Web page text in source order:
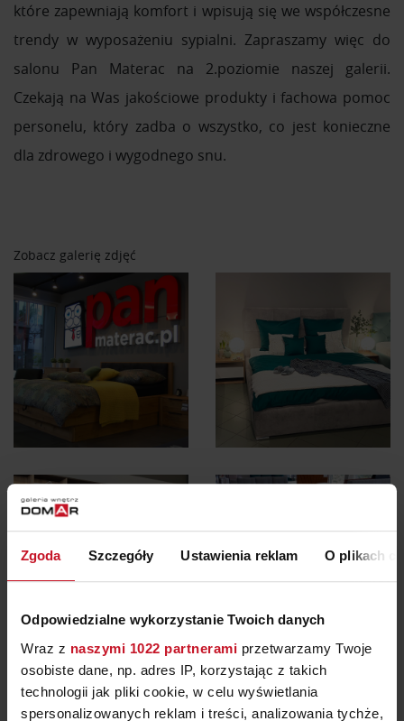
Zgoda Szczegóły Ustawienia reklam O plikach
Odpowiedzialne wykorzystanie Twoich danych
Wraz z naszymi 1022 partnerami przetwarzamy Twoje
osobiste dane, np. adres IP, korzystając z takich
technologii jak pliki cookie, w celu wyświetlania
spersonalizowanych reklam i treści, analizowania tychże,
które zapewniają komfort i wpisują się we współczesne
trendy w wyposażeniu sypialni. Zapraszamy więc do
salonu Pan Materac na 2.poziomie naszej galerii.
Czekają na Was jakościowe produkty i fachowa pomoc
personelu, który zadba o wszystko, co jest konieczne
dla zdrowego i wygodnego snu.
Zobacz galerię zdjęć